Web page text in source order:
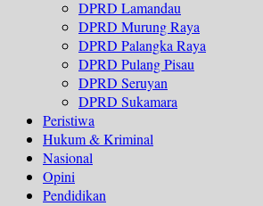
DPRD Lamandau
DPRD Murung Raya
DPRD Palangka Raya
DPRD Pulang Pisau
DPRD Seruyan
DPRD Sukamara
Peristiwa
Hukum & Kriminal
Nasional
Opini
Pendidikan